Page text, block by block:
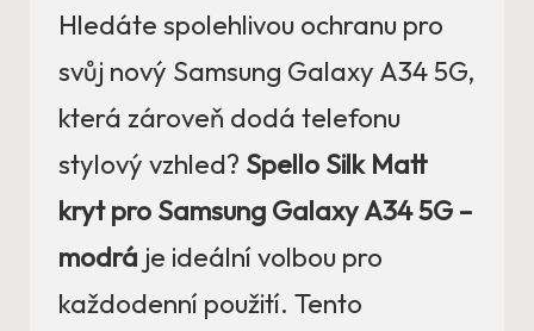
Hledáte spolehlivou ochranu pro
svůj nový Samsung Galaxy A34 5G,
která zároveň dodá telefonu
stylový vzhled? Spello Silk Matt
kryt pro Samsung Galaxy A34 5G –
modrá je ideální volbou pro
každodenní použití. Tento